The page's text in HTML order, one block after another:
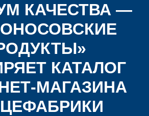
КАЧЕСТВА —
КАТАЛОГ
МАГАЗИНА